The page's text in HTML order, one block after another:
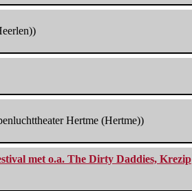
Hertme (Hertme))
met o.a. The Dirty Daddies, Krezip